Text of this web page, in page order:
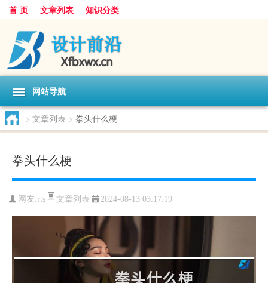
首 页 文章列表 知识分类
网站导航
> 文章列表 > 拳头什么梗
拳头什么梗
网友:rts 文章列表 2024-08-13 03:17:19